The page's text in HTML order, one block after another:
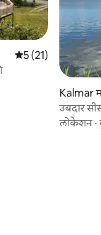
5 पैकी 5 सरासरी
5 (21)
Kalmar
उबदार
लोकेशन ·